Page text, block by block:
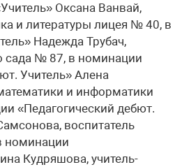
Оксана Ванвай,
и литературы лицея № 40, в
Надежда Трубач,
сада № 87, в номинации
Учитель» Алена
и информатики
«Педагогический дебют.
воспитатель
номинации
Кудряшова, учитель-